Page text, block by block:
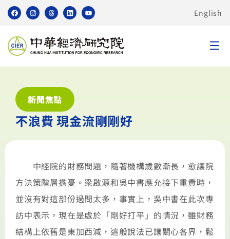
English
新聞焦點
不浪費 現金流剛剛好
中經院的財務問題，隨著機構歲數漸長，愈讓院
方決策階層擔憂。梁啟源和吳中書應允接下重責時，
並沒有對這部份過問太多，事實上，吳中書在此次專
訪中表示，現在是處於「剛好打平」的情況，雖財務
結構上依舊是東加西減，這般說法已讓關心各界，鬆